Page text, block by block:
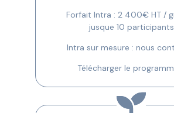
Forfait Intra : 2 400€ HT /
jusque 10 participants
Intra sur mesure : nous
Télécharger le